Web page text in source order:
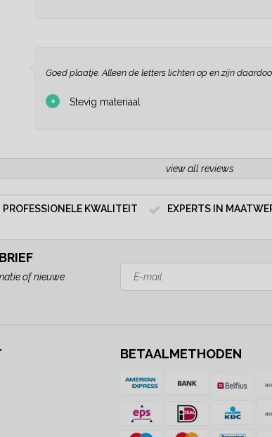
Goed plaatje. Alleen de letters lichten op en zijn
+ Stevig materiaal
view all reviews
PROFESSIONELE KWALITEIT EXPERTS IN
of nieuwe
BETAALMETHODEN